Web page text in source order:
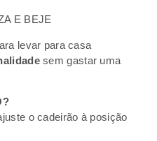
E BEJE
levar para casa
sem gastar uma
o cadeirão à posição